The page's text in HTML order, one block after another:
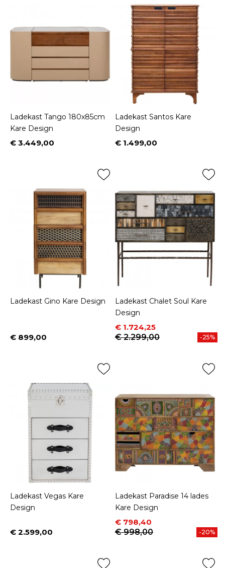
Ladekast Tango 180x85cm
Kare Design
Prijs
€ 3.449,00
Ladekast Santos Kare
Design
Prijs
€ 1.499,00
Ladekast Gino Kare Design
Prijs
€ 899,00
Ladekast Chalet Soul Kare
Design
Prijs
€ 1.724,25
Normale prijs
€ 2.299,00
-25%
Ladekast Vegas Kare
Design
Prijs
€ 2.599,00
Ladekast Paradise 14 lades
Kare Design
Prijs
€ 798,40
Normale prijs
€ 998,00
-20%